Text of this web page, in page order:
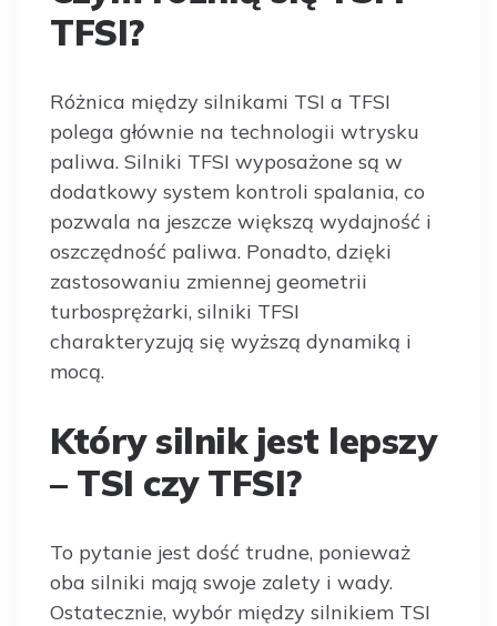
TFSI?
Różnica między silnikami TSI a TFSI
polega głównie na technologii wtrysku
paliwa. Silniki TFSI wyposażone są w
dodatkowy system kontroli spalania, co
pozwala na jeszcze większą wydajność i
oszczędność paliwa. Ponadto, dzięki
zastosowaniu zmiennej geometrii
turbosprężarki, silniki TFSI
charakteryzują się wyższą dynamiką i
mocą.
Który silnik jest lepszy
– TSI czy TFSI?
To pytanie jest dość trudne, ponieważ
oba silniki mają swoje zalety i wady.
Ostatecznie, wybór między silnikiem TSI